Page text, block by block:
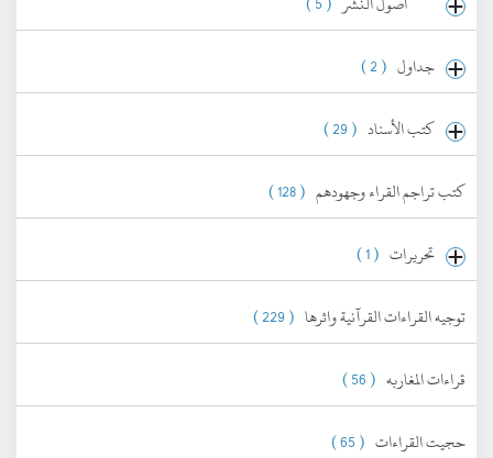
جداول ( 2 )
كتب الأسناد ( 29 )
كتب تراجم القراء وجهودهم ( 128 )
تحريرات ( 1 )
توجيه القراءات القرآنية واثرها ( 229 )
قراءات المغاربه ( 56 )
حجيت القراءات ( 65 )